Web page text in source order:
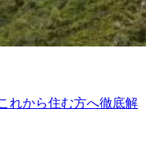
れから住む方へ徹底解